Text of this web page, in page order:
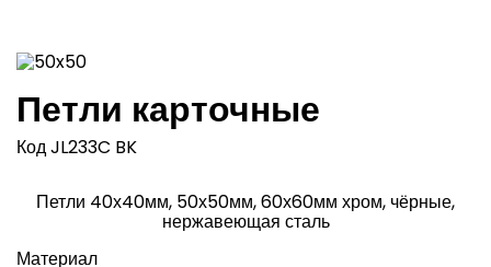
Петли карточные
КодJL233C BK
Петли 40х40мм, 50х50мм, 60х60мм хром, чёрные,
нержавеющая сталь
Материал